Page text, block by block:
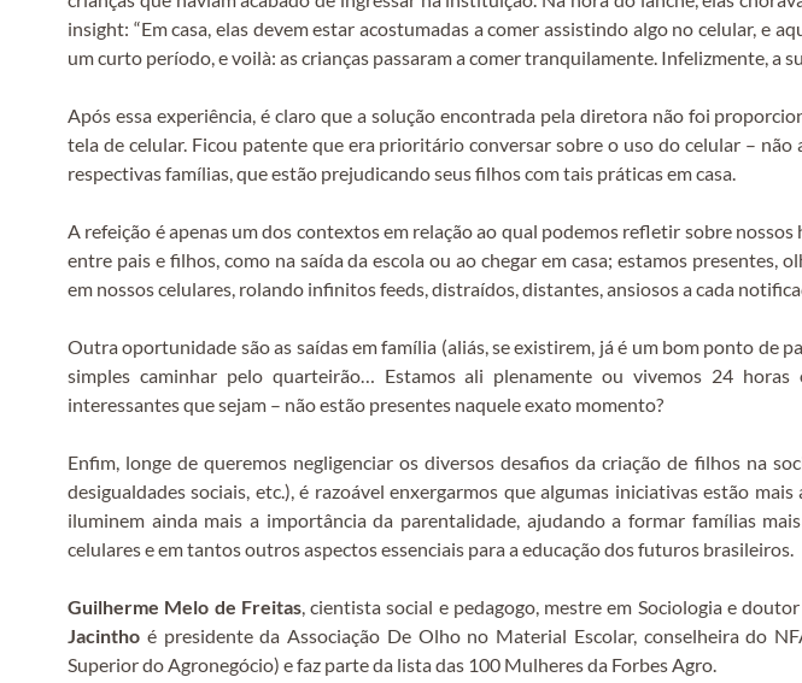
insight: “Em casa, elas devem estar acostumadas a comer assistindo algo no celular, e
um curto período, e voilà: as crianças passaram a comer tranquilamente. Infelizmente, a
Após essa experiência, é claro que a solução encontrada pela diretora não foi
tela de celular. Ficou patente que era prioritário conversar sobre o uso do celular –
respectivas famílias, que estão prejudicando seus filhos com tais práticas em casa.
A refeição é apenas um dos contextos em relação ao qual podemos refletir sobre
entre pais e filhos, como na saída da escola ou ao chegar em casa; estamos presentes,
em nossos celulares, rolando infinitos feeds, distraídos, distantes, ansiosos a cada
Outra oportunidade são as saídas em família (aliás, se existirem, já é um bom ponto de
simples caminhar pelo quarteirão… Estamos ali plenamente ou vivemos 24
interessantes que sejam – não estão presentes naquele exato momento?
Enfim, longe de queremos negligenciar os diversos desafios da criação de filhos na
desigualdades sociais, etc.), é razoável enxergarmos que algumas iniciativas estão
iluminem ainda mais a importância da parentalidade, ajudando a formar famílias
celulares e em tantos outros aspectos essenciais para a educação dos futuros brasileiros.
Guilherme Melo de Freitas, cientista social e pedagogo, mestre em Sociologia e
Jacintho é presidente da Associação De Olho no Material Escolar, conselheira do
Superior do Agronegócio) e faz parte da lista das 100 Mulheres da Forbes Agro.